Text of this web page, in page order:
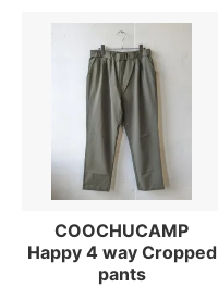
COOCHUCAMP
Happy 4 way Cropped
pants